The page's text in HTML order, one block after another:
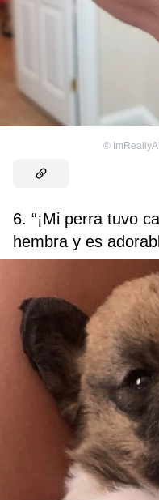
©
6. “¡Mi perra tuvo
hembra y es